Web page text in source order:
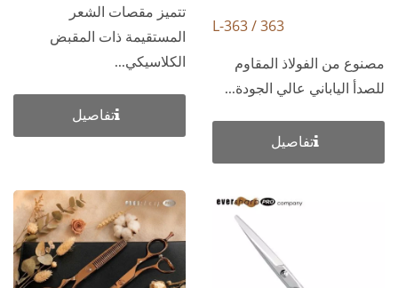
363 / 363-L
مصنوع من الفولاذ المقاوم
للصدأ الياباني عالي الجودة...
تفاصيل
تتميز مقصات الشعر
المستقيمة ذات المقبض
الكلاسيكي...
تفاصيل